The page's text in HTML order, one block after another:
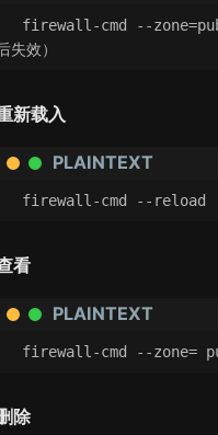
firewall-cmd --
失效）
新载入
PLAINTEXT
firewall-cmd --reload
看
PLAINTEXT
firewall-cmd --zone=
除